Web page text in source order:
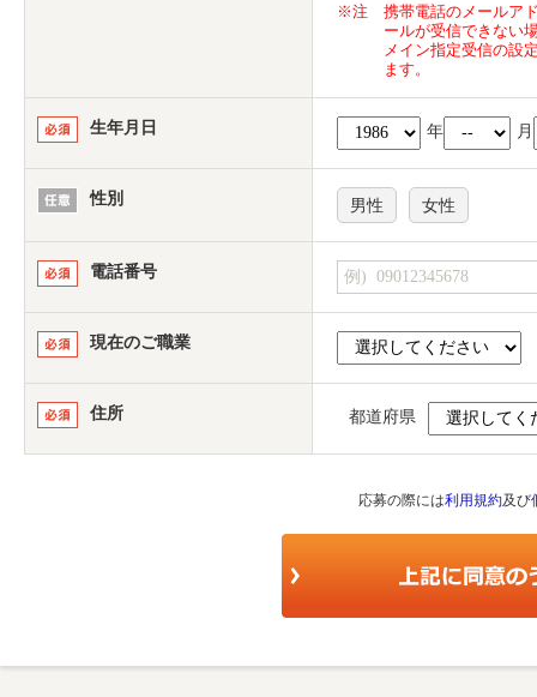
※注
携帯電話のメールア
ールが受信できない
メイン指定受信の設
ます。
生年月日 年 月
性別 男性 女性
電話番号
現在のご職業
住所 都道府県
応募の際には利用規約及び